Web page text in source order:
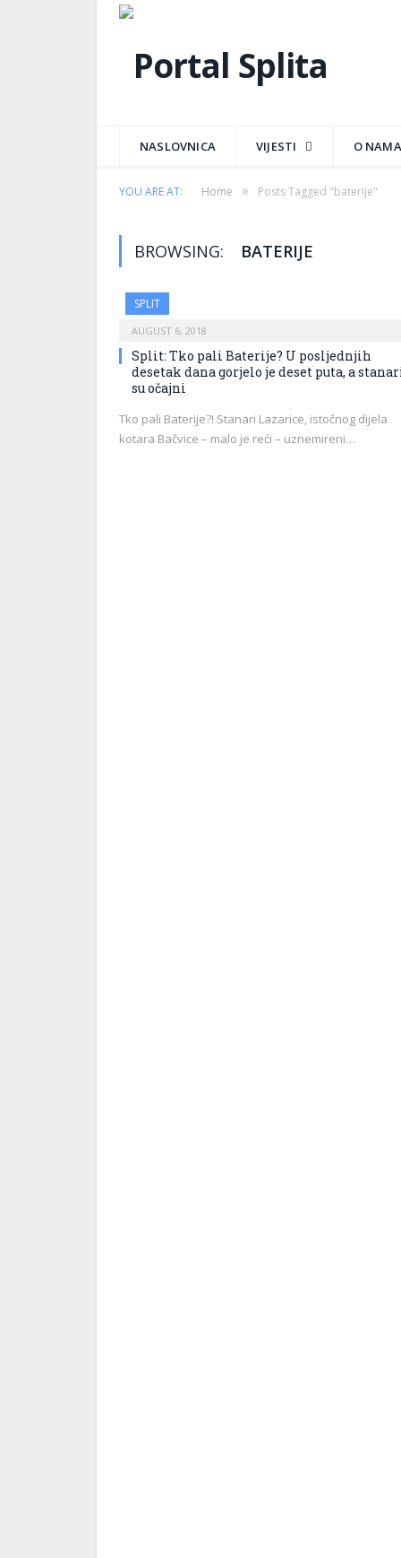
NASLOVNICA VIJESTI O NAMA
YOU ARE AT: Home » Posts Tagged "baterije"
BROWSING: BATERIJE
SPLIT
AUGUST 6, 2018
Split: Tko pali Baterije? U posljednjih
desetak dana gorjelo je deset puta, a
su očajni
Tko pali Baterije?! Stanari Lazarice, istočnog dijela
kotara Bačvice – malo je reći – uznemireni…